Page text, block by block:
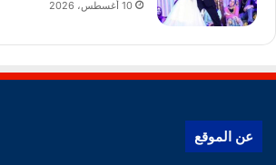
10 أغسطس، 2026
عن الموقع